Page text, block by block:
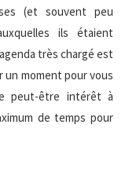
(et souvent peu
ils étaient
très chargé est
un moment pour vous
peut-être intérêt à
de temps pour